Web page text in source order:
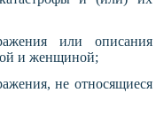
или описания
и женщиной;
не относящиеся